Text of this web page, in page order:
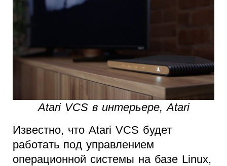
Atari VCS в интерьере, Atari
Известно, что Atari VCS будет
работать под управлением
операционной системы на базе Linux,